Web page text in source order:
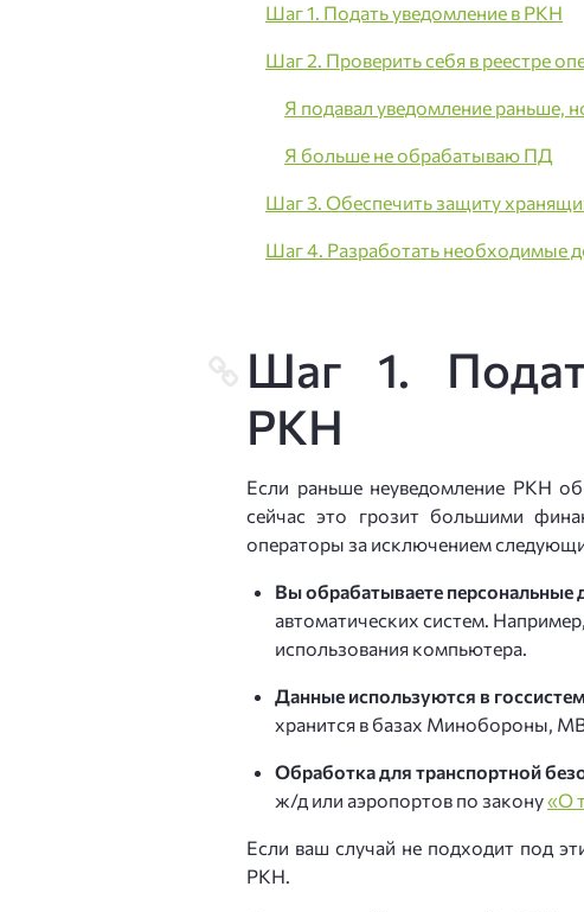
Шаг 1. Подать уведомление в РКН
Шаг 2. Проверить себя в реестре
Я подавал уведомление раньше,
Я больше не обрабатываю ПД
Шаг 3. Обеспечить защиту
Шаг 4. Разработать необходимые
Шаг 1.
РКН
Если раньше неуведомление РКН
сейчас это грозит большими
операторы за исключением
Вы обрабатываете персональные
автоматических систем.
использования компьютера.
Данные используются в
хранится в базах Минобороны,
Обработка для транспортной
ж/д или аэропортов по закону«О
Если ваш случай не подходит под
РКН.